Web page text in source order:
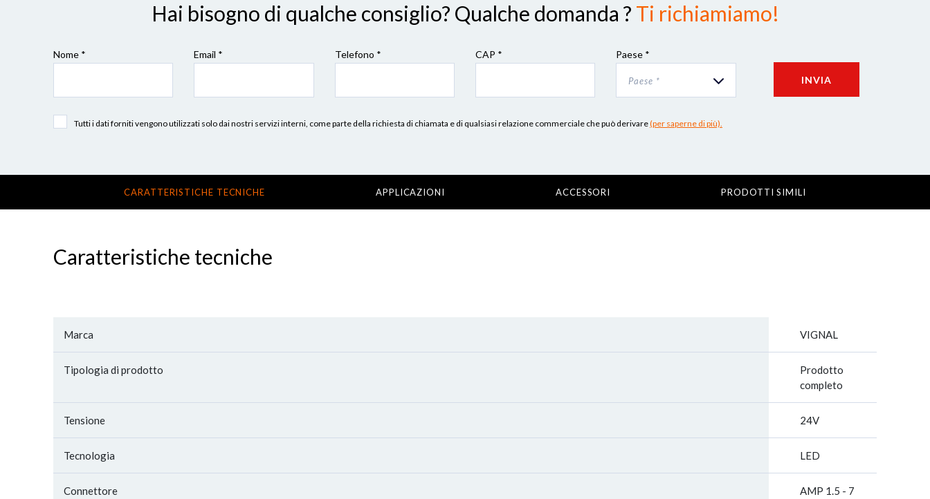
Hai bisogno di qualche consiglio? Qualche domanda ? Ti richiamiamo!
Nome * Email * Telefono * CAP * Paese *
Paese * INVIA
Tutti i dati forniti vengono utilizzati solo dai nostri servizi interni, come parte della richiesta di chiamata e di qualsiasi relazione commerciale che può derivare(per saperne di più).
CARATTERISTICHE TECNICHE APPLICAZIONI ACCESSORI PRODOTTI SIMILI
Caratteristiche tecniche
Marca VIGNAL
Tipologia di prodotto
Prodotto
completo
Tensione 24V
Tecnologia LED
Connettore
AMP 1.5 - 7